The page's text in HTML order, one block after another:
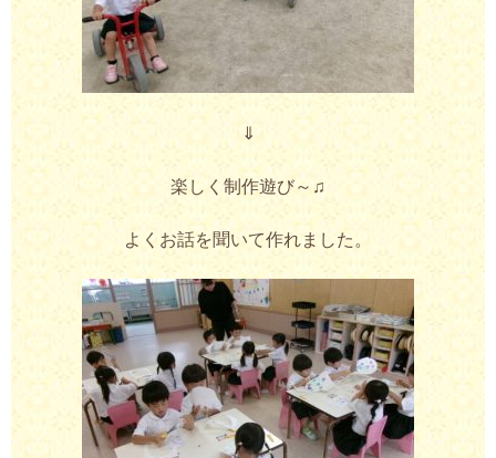
⇓
楽しく制作遊び～♫
よくお話を聞いて作れました。